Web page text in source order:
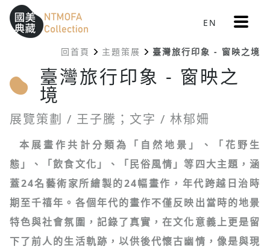
跳到中間主要內容區
網站導覽
::: EN 更
多
單
:::
回首頁 主題策展 臺灣旅行印象 - 窗映之境
臺灣旅行印象 - 窗映之
境
展覽策劃 / 王子騰；文字 / 林郁姍
本展畫作共計分類為「自然地景」、「花野生
態」、「飲食文化」、「民俗風情」等四大主題，涵
蓋24名藝術家所繪製的24幅畫作，年代跨越日治時
期至千禧年。各個年代的畫作不僅反映出當時的地景
特色與社會氛圍，記錄了真實，在文化意義上更是留
下了前人的生活軌跡，以供後代懷古幽情，像是與現